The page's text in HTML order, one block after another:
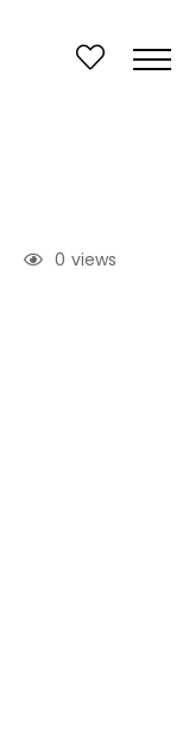
views
0